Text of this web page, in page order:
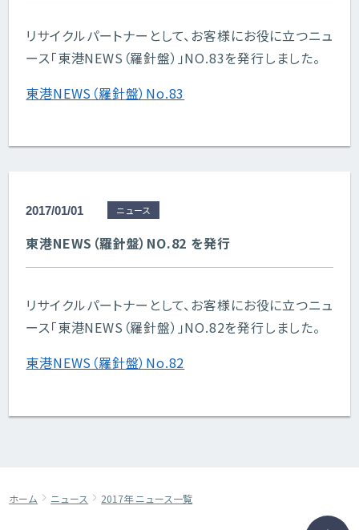
リサイクルパートナーとして、お客様にお役に立つニュ
ース「東港NEWS（羅針盤）」NO.83を発行しました。
東港NEWS（羅針盤）No.83
2017/01/01 ニュース
東港NEWS（羅針盤）NO.82 を発行
リサイクルパートナーとして、お客様にお役に立つニュ
ース「東港NEWS（羅針盤）」NO.82を発行しました。
東港NEWS（羅針盤）No.82
ホーム ニュース 2017年 ニュース一覧